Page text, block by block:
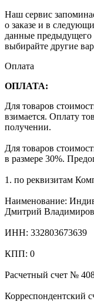
Наш сервис
о заказе и в
данные предыдущего
выбирайте другие
Оплата
ОПЛАТА:
Для товаров
взимается. Оплату
получении.
Для товаров
в размере 30%.
1. по реквизитам
Наименование:
Дмитрий
ИНН: 332803673639
КПП: 0
Расчетный счет №
Корреспондентский